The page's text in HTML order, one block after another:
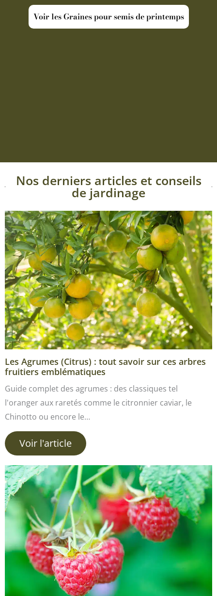
Voir les Graines pour semis de printemps
Nos derniers articles et conseils
de jardinage
Les Agrumes (Citrus) : tout savoir sur ces arbres
fruitiers emblématiques
Guide complet des agrumes : des classiques tel
l'oranger aux raretés comme le citronnier caviar, le
Chinotto ou encore le…
Voir l'article